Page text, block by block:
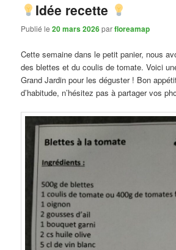
Idée recette
Publié le20 mars 2026parfloreamap
Cette semaine dans le petit panier, nous
des blettes et du coulis de tomate. Voici
Grand Jardin pour les déguster ! Bon
d’habitude, n’hésitez pas à partager vos